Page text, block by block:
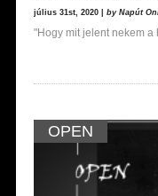
július 31st, 2020 | by Napút
"Hogy mit jelent nekem a
OPEN